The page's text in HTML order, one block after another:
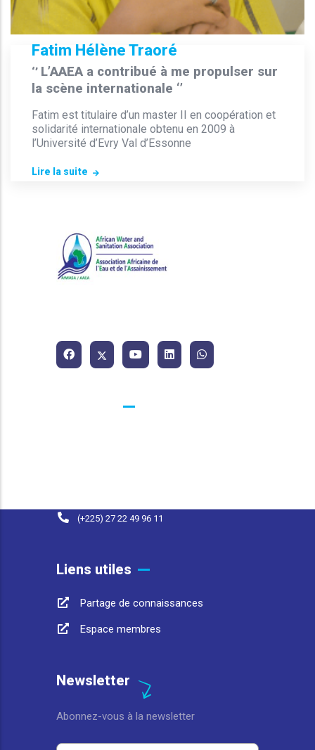
Fatim Hélène Traoré
‘’ L’AAEA a contribué à me propulser sur
la scène internationale ‘’
Fatim est titulaire d’un master II en coopération et
solidarité internationale obtenu en 2009 à
l’Université d’Evry Val d’Essonne
Lire la suite
(+225) 27 22 49 96 11
Liens utiles
Partage de connaissances
Espace membres
Newsletter
Abonnez-vous à la newsletter